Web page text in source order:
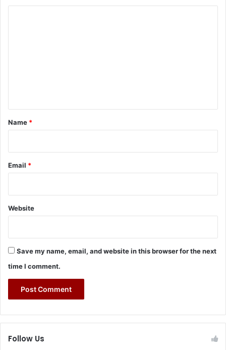
*
Name *
Email *
Website
Save my name, email, and website in this browser for the next
time I comment.
Follow Us